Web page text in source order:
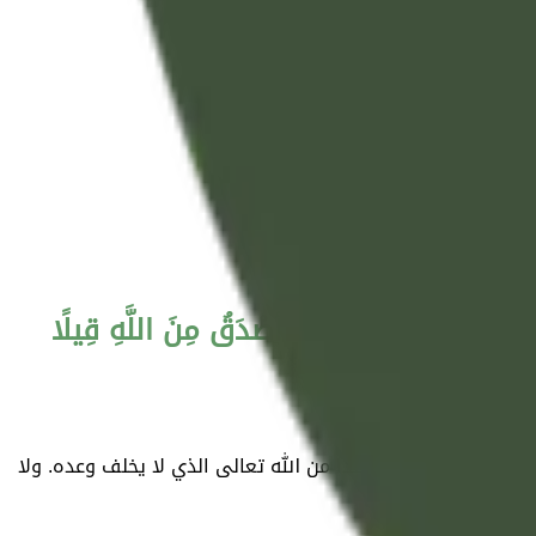
وَعْدَ اللَّهِ حَقًّا ۚ وَمَنْ أَصْدَقُ مِنَ اللَّهِ قِيلًا
فيها أبدًا، وعدا من الله تعالى الذي لا يخلف وعده. ولا